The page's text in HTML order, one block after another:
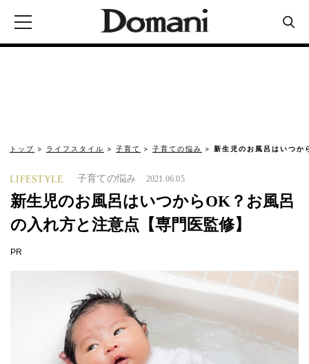
トップ ライフスタイル 子育て 子育ての悩み 新生児のお風呂はいつ
LIFESTYLE 子育ての悩み 2021.06.05
新生児のお風呂はいつからOK？お風呂
の入れ方と注意点【専門医監修】
PR